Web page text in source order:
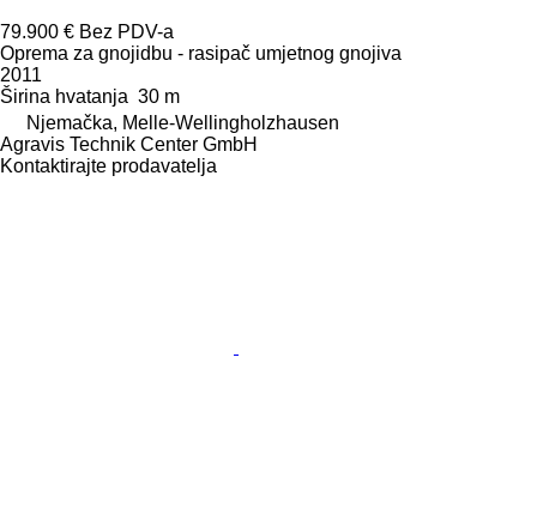
79.900 € Bez PDV-a
Oprema za gnojidbu - rasipač umjetnog gnojiva
2011
Širina hvatanja 30 m
Njemačka, Melle-Wellingholzhausen
Agravis Technik Center GmbH
Kontaktirajte prodavatelja